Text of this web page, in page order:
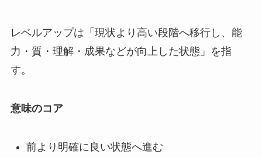
レベルアップは「現状より高い段階へ移行し、能
力・質・理解・成果などが向上した状態」を指
す。
意味のコア
前より明確に良い状態へ進む